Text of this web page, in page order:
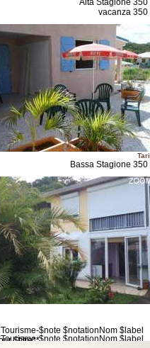
Alta Stagione 350
vacanza 350
Bassa Stagione 350